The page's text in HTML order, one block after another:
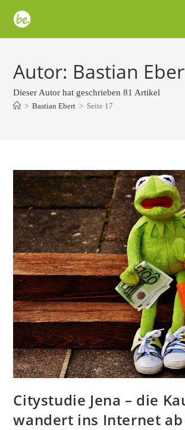
Inhalt
springen
Autor: Bastian
Dieser Autor hat geschrieben 81 Artikel
> Bastian Ebert > Seite 17
Citystudie Jena – die
wandert ins Internet ab